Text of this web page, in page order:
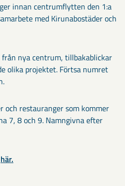
innan centrumflytten den 1:a
med Kirunabostäder och
nya centrum, tillbakablickar
olika projektet. Förtsa numret
och restauranger som kommer
7, 8 och 9. Namngivna efter
här.